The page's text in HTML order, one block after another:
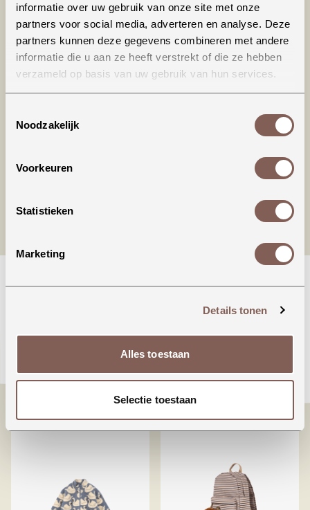
informatie over uw gebruik van onze site met onze
partners voor social media, adverteren en analyse. Deze
partners kunnen deze gegevens combineren met andere
informatie die u aan ze heeft verstrekt of die ze hebben
verzameld op basis van uw gebruik van hun services.
Noodzakelijk
Voorkeuren
Statistieken
Marketing
Details tonen
Alles toestaan
Selectie toestaan
Productinformatie
€ 24,99
BEKIJKEN
€ 70,00